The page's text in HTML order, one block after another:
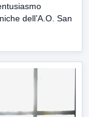
dell’A.O. San